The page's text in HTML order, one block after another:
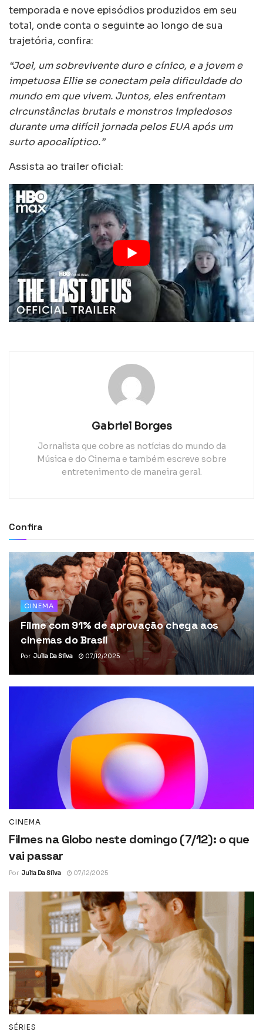
temporada e nove episódios produzidos em seu
total, onde conta o seguinte ao longo de sua
trajetória, confira:
“Joel, um sobrevivente duro e cínico, e a jovem e
impetuosa Ellie se conectam pela dificuldade do
mundo em que vivem. Juntos, eles enfrentam
circunstâncias brutais e monstros impiedosos
durante uma difícil jornada pelos EUA após um
surto apocalíptico.”
Assista ao trailer oficial:
Gabriel Borges
Jornalista que cobre as notícias do mundo da
Música e do Cinema e também escreve sobre
entretenimento de maneira geral.
Confira
CINEMA
Filme com 91% de aprovação chega aos
cinemas do Brasil
Por Julia Da Silva 07/12/2025
CINEMA
Filmes na Globo neste domingo (7/12): o que
vai passar
Por Julia Da Silva 07/12/2025
SÉRIES